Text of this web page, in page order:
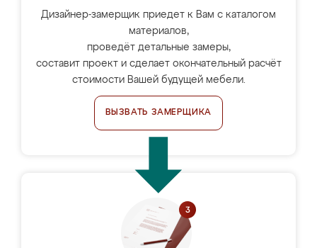
Дизайнер-замерщик приедет к Вам с каталогом
материалов,
проведёт детальные замеры,
составит проект и сделает окончательный расчёт
стоимости Вашей будущей мебели.
ВЫЗВАТЬ ЗАМЕРЩИКА